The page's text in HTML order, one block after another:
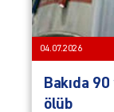
04.07.2026
Bakıda
ölüb